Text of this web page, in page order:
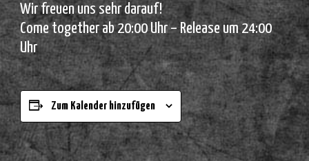
Wir freuen uns sehr darauf!
Come together ab 20:00 Uhr – Release um 24:00
Uhr
Zum Kalender hinzufügen